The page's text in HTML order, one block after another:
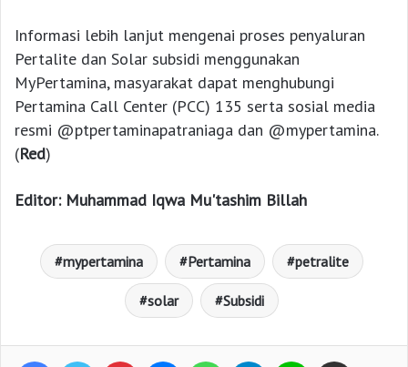
Informasi lebih lanjut mengenai proses penyaluran
Pertalite dan Solar subsidi menggunakan
MyPertamina, masyarakat dapat menghubungi
Pertamina Call Center (PCC) 135 serta sosial media
resmi @ptpertaminapatraniaga dan @mypertamina.
(Red)
Editor: Muhammad Iqwa Mu'tashim Billah
mypertamina Pertamina petralite
solar Subsidi